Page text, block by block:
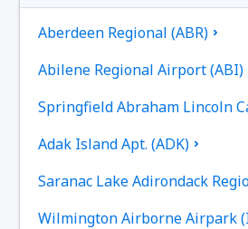
Aberdeen Regional (ABR)
Abilene Regional Airport (ABI)
Springfield Abraham Lincoln
Adak Island Apt. (ADK)
Saranac Lake Adirondack
Wilmington Airborne Airpark